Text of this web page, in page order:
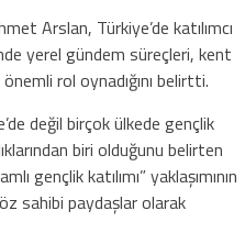
Arslan, Türkiye’de katılımcı
yerel gündem süreçleri, kent
rol oynadığını belirtti.
değil birçok ülkede gençlik
biri olduğunu belirten
gençlik katılımı” yaklaşımının
sahibi paydaşlar olarak